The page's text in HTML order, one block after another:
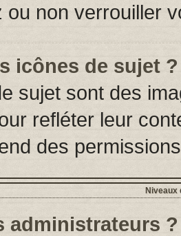
ou non verrouiller
icônes de sujet ?
sujet sont des
refléter leur
des
Niveaux
administrateurs ?